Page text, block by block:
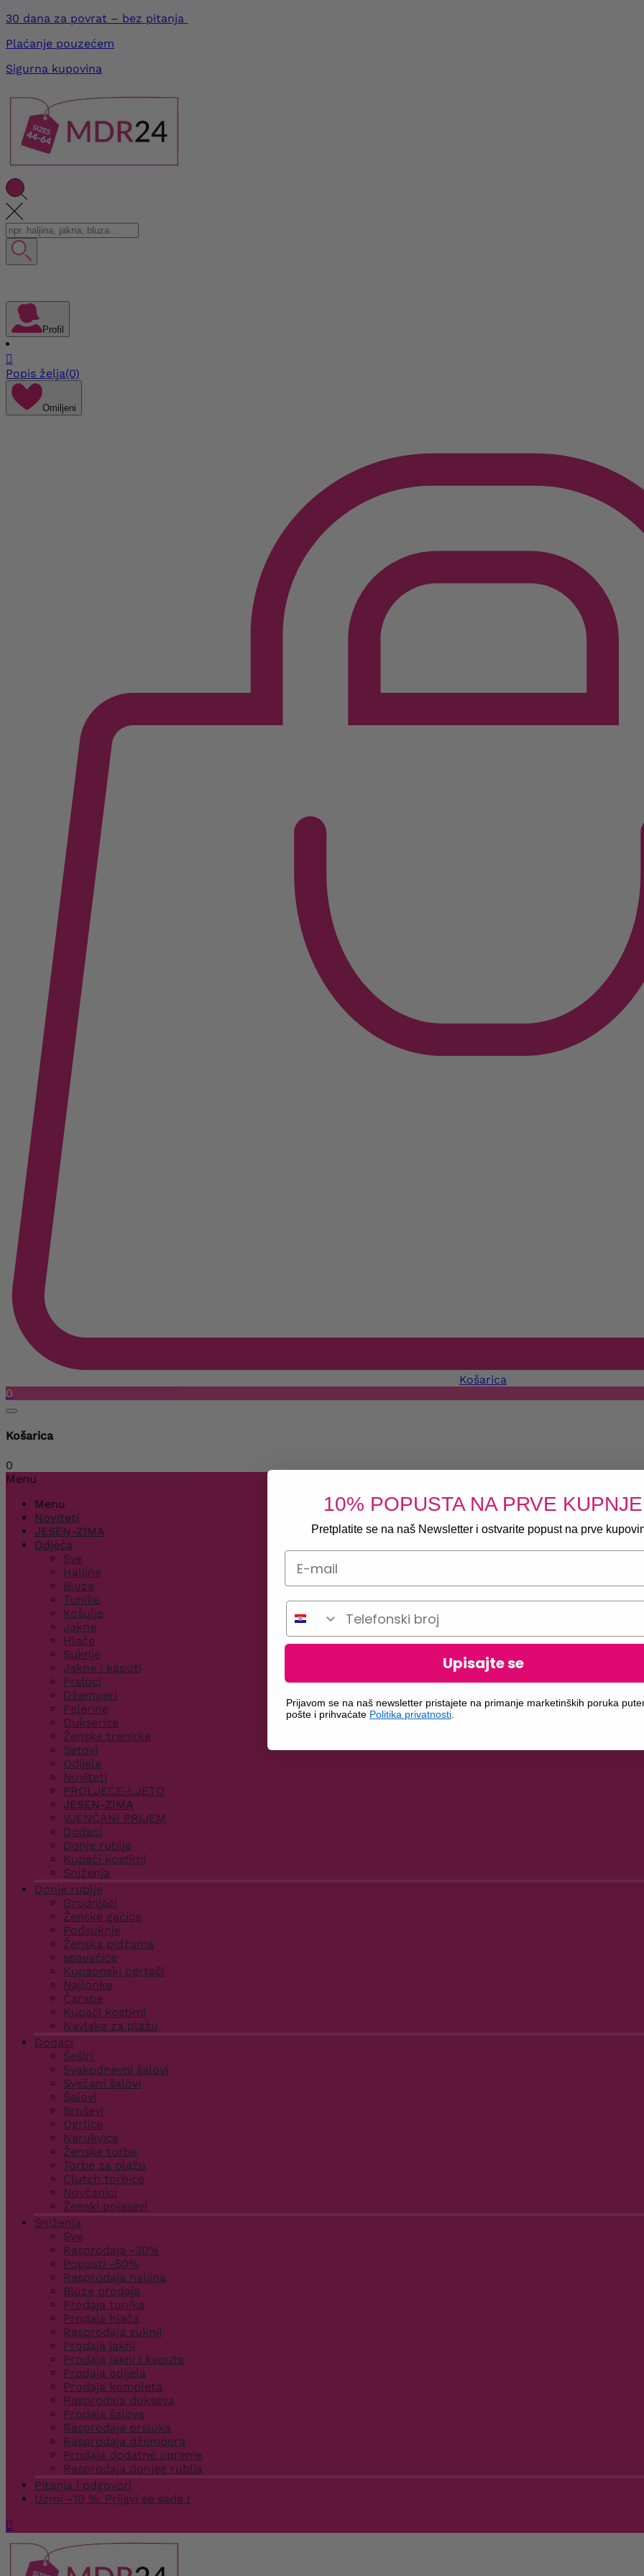
30 dana za povrat – bez pitanja
Plaćanje pouzećem
Sigurna kupovina
Profil

Popis želja(0)
Omiljeni
Košarica
0
Košarica
0
Menu
Menu
Noviteti
JESEN-ZIMA
Odjeća
Sve
Haljine
Bluze
Tunike
Košulje
Jakne
Hlače
Suknje
Jakne i kaputi
Prsluci
Džemperi
Pelerine
Dukserice
Ženske trenirke
Setovi
Odijela
Noviteti
PROLJEĆE-LJETO
JESEN-ZIMA
VJENČANI PRIJEM
Dodaci
Donje rublje
Kupaći kostimi
Sniženja
Donje rublje
Grudnjaci
Ženske gaćice
Podsuknje
Ženska pidžama
spavaćice
Kupaonski ogrtači
Najlonke
Čarape
Kupaći kostimi
Navlake za plažu
Dodaci
Šeširi
Svakodnevni šalovi
Svečani šalovi
Šalovi
Broševi
Ogrlice
Narukvice
Ženske torbe
Torbe za plažu
Clutch torbice
Novčanici
Ženski pojasevi
Sniženja
Sve
Rasprodaja -30%
Popusti -50%
Rasprodaja haljina
Bluze prodaja
Prodaja tunika
Prodaja hlača
Rasprodaja suknji
Prodaja jakni
Prodaja jakni i kaputa
Prodaja odijela
Prodaja kompleta
Rasprodaja dukseva
Prodaja šalova
Rasprodaja prsluka
Rasprodaja džempera
Prodaja dodatne opreme
Rasprodaja donjeg rublja
Pitanja i odgovori
Uzmi –10 %. Prijavi se sada !

10% POPUSTA NA PRVE KUPNJE
Pretplatite se na naš Newsletter i ostvarite popust na prve
Telefonski broj
Upisajte se
Prijavom se na naš newsletter pristajete na primanje marketinških poruka
pošte i prihvaćate Politika privatnosti